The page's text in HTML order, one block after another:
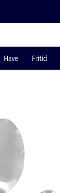
Have Fritid